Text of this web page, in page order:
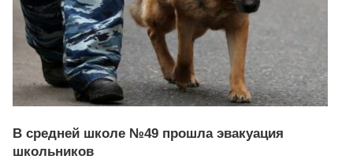
В средней школе №49 прошла эвакуация
школьников